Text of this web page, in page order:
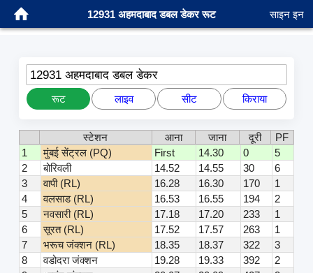
12931 अहमदाबाद डबल डेकर रूट साइन इन
12931 अहमदाबाद डबल डेकर
रूट लाइव सीट किराया
स्टेशन आना जाना दूरी
PF
1
मुंबई सेंट्रल (PQ) First 14.30 0
5
2
बोरिवली 14.52 14.55 30
6
3
वापी (RL) 16.28 16.30 170
1
4
वलसाड (RL) 16.53 16.55 194
2
5
नवसारी (RL) 17.18 17.20 233
1
6
सूरत (RL) 17.52 17.57 263
1
7
भरूच जंक्शन (RL) 18.35 18.37 322
3
8
वडोदरा जंक्शन 19.28 19.33 392
2